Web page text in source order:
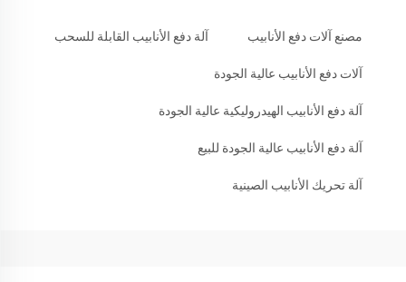
مصنع آلات دفع الأنابيب آلة دفع الأنابيب القابلة للسحب
آلات دفع الأنابيب عالية الجودة
آلة دفع الأنابيب الهيدروليكية عالية الجودة
آلة دفع الأنابيب عالية الجودة للبيع
آلة تحريك الأنابيب الصينية